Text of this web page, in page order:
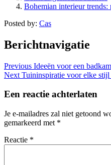
Bohemian interieur trends:
Posted by: Cas
Berichtnavigatie
Previous Ideeën voor een
Next Tuininspiratie voor elke
Een reactie achterlaten
Je e-mailadres zal niet getoond
gemarkeerd met *
Reactie *